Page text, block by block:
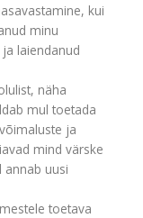
kui
minu
laiendanud
näha
mul toetada
ja
mind värske
annab uusi
toetava